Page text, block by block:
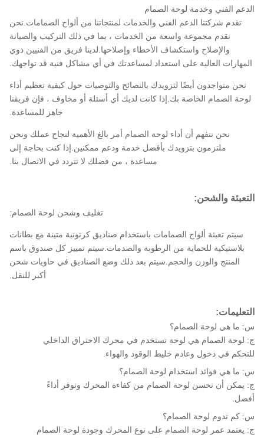
الدعم الفني وخدمة لوحة الصمام
تقدم شركتنا الدعم الفني والخدمات لمنتجاتنا من ألواح الصمامات.نحن
نقدم مجموعة واسعة من الخدمات ، بما في ذلك التركيب والصيانة
والإصلاح واستكشاف الأخطاء وإصلاحها.لدينا فريق من الفنيين ذوي
المهارات العالية على استعداد لمساعدتك في أي مشاكل فنية قد تواجهك.
نحن متواجدون أيضًا لتزويدك بالنصائح والتوصيات حول كيفية تعظيم أداء
لوحة الصمام الخاصة بك.إذا كانت لديك أي أسئلة أو مخاوف ، فإن فريقنا
جاهز للمساعدة.
نحن نتفهم أن أداء لوحة الصمام أمر بالغ الأهمية لنجاح عملك ونحن
ملتزمون بتزويدك بأفضل خدمة ودعم ممكنين.إذا كنت بحاجة إلى
مساعدة ، من فضلك لا تتردد في الاتصال بنا.
التعبئة والشحن:
تغليف وشحن لوحة الصمام:
سيتم تعبئة ألواح الصمامات باستخدام صناديق كرتونية متينة مع بطانات
بلاستيكية للحماية من الرطوبة والصدمات.سيتم تمييز كل صندوق باسم
المنتج والوزن والحجم.سيتم بعد ذلك وضع الصناديق في حاويات شحن
أكبر للنقل.
التعليمات:
س: ما هي لوحة الصمام؟
ج: لوحة الصمام هي لوحة تستخدم في محرك الاحتراق الداخلي
للتحكم في دخول وعادم خليط الوقود والهواء.
س: ما هي فوائد استخدام لوحة الصمام؟
ج: يمكن أن تحسن لوحة الصمام من كفاءة المحرك وتوفر أداءً
أفضل.
س: كم تدوم لوحة الصمام؟
ج: يعتمد عمر لوحة الصمام على نوع المحرك وجودة لوحة الصمام